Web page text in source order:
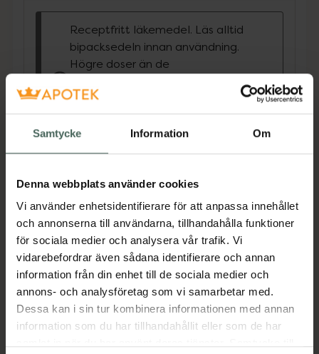
Samtycke Information Om
Denna webbplats använder cookies
Vi använder enhetsidentifierare för att anpassa innehållet
och annonserna till användarna, tillhandahålla funktioner
för sociala medier och analysera vår trafik. Vi
vidarebefordrar även sådana identifierare och annan
information från din enhet till de sociala medier och
annons- och analysföretag som vi samarbetar med.
Dessa kan i sin tur kombinera informationen med annan
information som du har tillhandahållit eller som de har
Receptfritt läkemedel. Läs alltid
bipacksedeln innan användning.
Högre doser än de
bättre smärtlindring utan
medför risk för mycket allvarlig
leverskada.
Oral lösning vid tillfälliga feber- och
förkylning, huvudvärk, menstruationssmärtor
och muskelvärk.
Jämförpris
570 kr
EAN:07046264155660
Kategorier:
FeberFörkylning och feberHuvudvärk
MensvärkVärk